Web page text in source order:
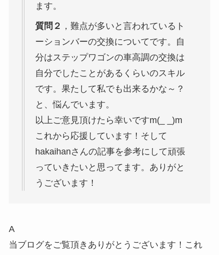
ます。
質問２ ，難点が多いと言われているト
ーションバーの交換についてです。自
分はステップワゴンの車高調の交換は
自分でしたことがあるくらいのスキル
です。果たして私でも出来るかな～？
と、悩んでいます。
以上ご意見頂けたら幸いですm(_ _)m
これから応援しています！そして
hakaihanさんの記事を参考にして頑張
っていきたいと思ってます。ありがと
うございます！
A
当ブログをご覧頂きありがとうございます！これ